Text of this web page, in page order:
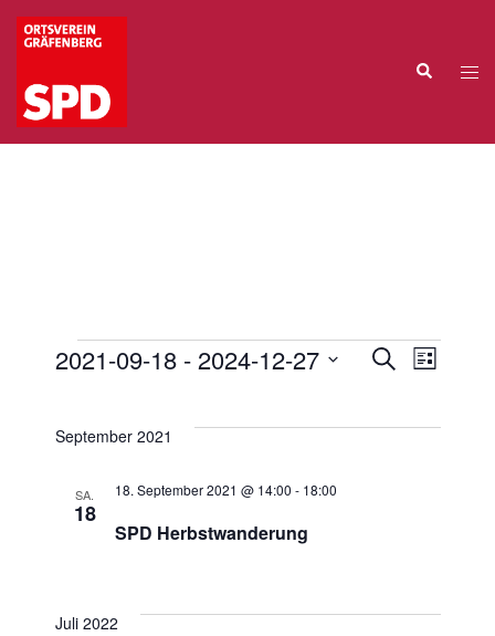
Zum
Inhalt
Suche
Suche
SUCHELISTE
2021-09-18 - 2024-12-27
September 2021
SA.
18
SPD Herbstwanderung
18. September 2021 @ 14:00 - 18:00
Juli 2022